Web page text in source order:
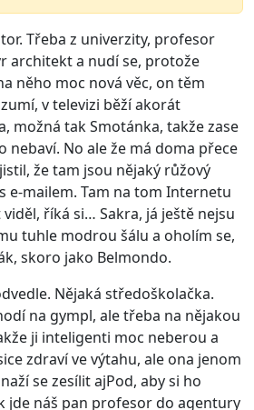
Třeba z univerzity, profesor
architekt a nudí se, protože
něho moc nová věc, on těm
v televizi běží akorát
možná tak Smotánka, takže zase
No ale že má doma přece
že tam jsou nějaký růžový
e-mailem. Tam na tom Internetu
říká si… Sakra, já ještě nejsu
tuhle modrou šálu a oholím se,
skoro jako Belmondo.
Nějaká středoškolačka.
na gympl, ale třeba na nějakou
ji inteligenti moc neberou a
zdraví ve výtahu, ale ona jenom
se zesílit ajPod, aby si ho
jde náš pan profesor do agentury